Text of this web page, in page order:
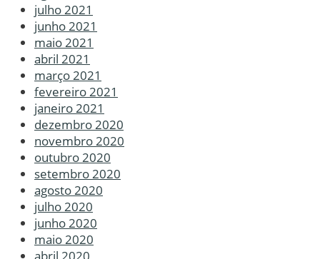
julho 2021
junho 2021
maio 2021
abril 2021
março 2021
fevereiro 2021
janeiro 2021
dezembro 2020
novembro 2020
outubro 2020
setembro 2020
agosto 2020
julho 2020
junho 2020
maio 2020